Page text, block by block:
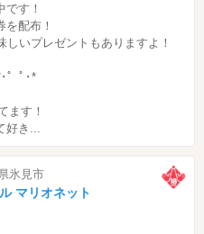
す！
配布！
いプレゼントもありますよ！
゜ﾟ･*
ます！
好き...
氷見市
マリオネット